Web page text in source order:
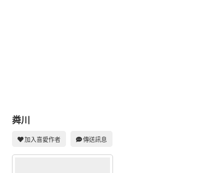
攤位轉讓區
會員功能選單
粦川
加入喜愛作者 傳送訊息